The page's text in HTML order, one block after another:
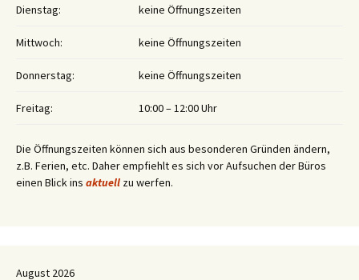
Dienstag: keine Öffnungszeiten
Mittwoch: keine Öffnungszeiten
Donnerstag: keine Öffnungszeiten
Freitag: 10:00 – 12:00 Uhr
Die Öffnungszeiten können sich aus besonderen Gründen ändern,
z.B. Ferien, etc. Daher empfiehlt es sich vor Aufsuchen der Büros
einen Blick ins aktuell zu werfen.
August 2026